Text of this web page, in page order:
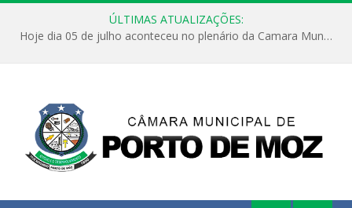
ÚLTIMAS ATUALIZAÇÕES:
Hoje dia 05 de julho aconteceu no plenário da Camara Municipal de Porto de Moz a Sessão Solene de Abertura dos Trabalhos Legislativos 2º Período da 23ª Legislatura